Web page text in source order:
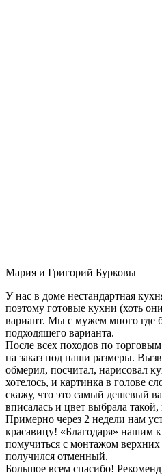
Мария и Григорий Бурковы
У нас в доме нестандартная
поэтому готовые кухни (хоть
вариант. Мы с мужем много где
подходящего варианта.
После всех походов по
на заказ под наши размеры.
обмерил, посчитал, нарисовал
хотелось, и картинка в голове
скажу, что это самый дешевый
вписалась и цвет выбрала
Примерно через 2 недели нам
красавицу! «Благодаря» нашим
помучиться с монтажом верхних
получился отменный.
Большое всем спасибо!